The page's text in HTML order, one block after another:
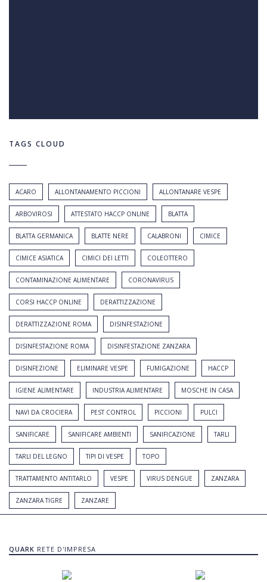
TAGS CLOUD
ACARO ALLONTANAMENTO PICCIONI ALLONTANARE VESPE
ARBOVIROSI ATTESTATO HACCP ONLINE BLATTA
BLATTA GERMANICA BLATTE NERE CALABRONI CIMICE
CIMICE ASIATICA CIMICI DEI LETTI COLEOTTERO
CONTAMINAZIONE ALIMENTARE CORONAVIRUS
CORSI HACCP ONLINE DERATTIZZAZIONE
DERATTIZZAZIONE ROMA DISINFESTAZIONE
DISINFESTAZIONE ROMA DISINFESTAZIONE ZANZARA
DISINFEZIONE ELIMINARE VESPE FUMIGAZIONE HACCP
IGIENE ALIMENTARE INDUSTRIA ALIMENTARE MOSCHE IN CASA
NAVI DA CROCIERA PEST CONTROL PICCIONI PULCI
SANIFICARE SANIFICARE AMBIENTI SANIFICAZIONE TARLI
TARLI DEL LEGNO TIPI DI VESPE TOPO
TRATTAMENTO ANTITARLO VESPE VIRUS DENGUE ZANZARA
ZANZARA TIGRE ZANZARE
QUARK RETE D'IMPRESA